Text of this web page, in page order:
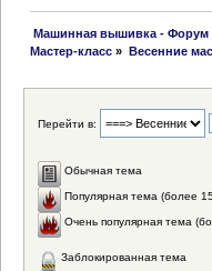
Машинная вышивка - Форум
Мастер-класс » Весенние
Перейти в:
Обычная тема
Популярная тема (более
Очень популярная тема
Заблокированная тема